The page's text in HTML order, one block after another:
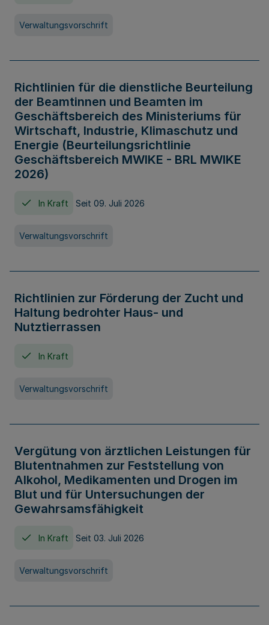
Verwaltungsvorschrift
Richtlinien für die dienstliche Beurteilung
der Beamtinnen und Beamten im
Geschäftsbereich des Ministeriums für
Wirtschaft, Industrie, Klimaschutz und
Energie (Beurteilungsrichtlinie
Geschäftsbereich MWIKE - BRL MWIKE
2026)
In Kraft Seit 09. Juli 2026
Verwaltungsvorschrift
Richtlinien zur Förderung der Zucht und
Haltung bedrohter Haus- und
Nutztierrassen
In Kraft
Verwaltungsvorschrift
Vergütung von ärztlichen Leistungen für
Blutentnahmen zur Feststellung von
Alkohol, Medikamenten und Drogen im
Blut und für Untersuchungen der
Gewahrsamsfähigkeit
In Kraft Seit 03. Juli 2026
Verwaltungsvorschrift